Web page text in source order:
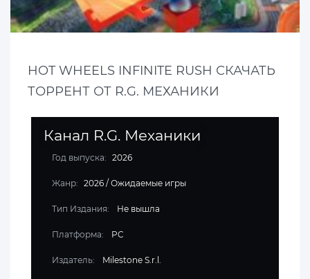
HOT WHEELS INFINITE RUSH СКАЧАТЬ
ТОРРЕНТ ОТ R.G. МЕХАНИКИ
Канал R.G. Механики
Год выпуска: 2026
Жанр: 2026 / Ожидаемые игры
Тип Издания: Не вышла
Платформа: PC
Издатель: Milestone S.r.l.